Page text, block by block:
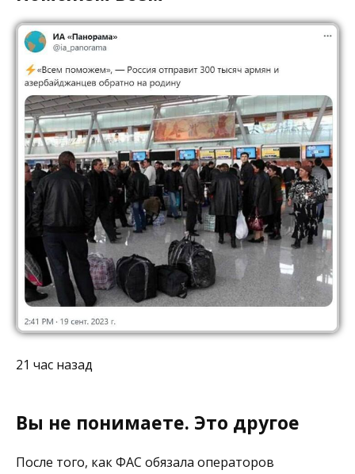
21 час назад
Вы не понимаете. Это другое⁠ ⁠
После того, как ФАС обязала операторов